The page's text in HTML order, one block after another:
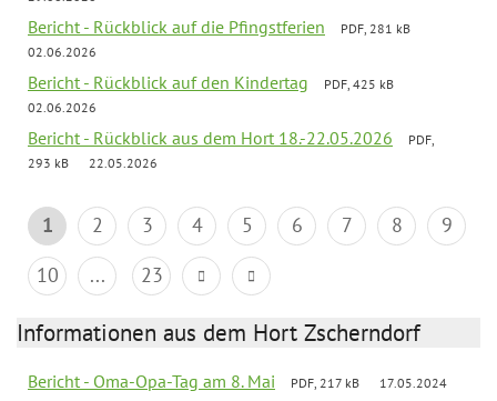
Bericht - Rückblick auf die Pfingstferien
PDF, 281 kB
02.06.2026
Bericht - Rückblick auf den Kindertag
PDF, 425 kB
02.06.2026
Bericht - Rückblick aus dem Hort 18.-22.05.2026
PDF,
293 kB
22.05.2026
1 2 3 4 5 6 7 8
9
10
... 23
Informationen aus dem Hort Zscherndorf
Bericht - Oma-Opa-Tag am 8. Mai PDF, 217 kB 17.05.2024